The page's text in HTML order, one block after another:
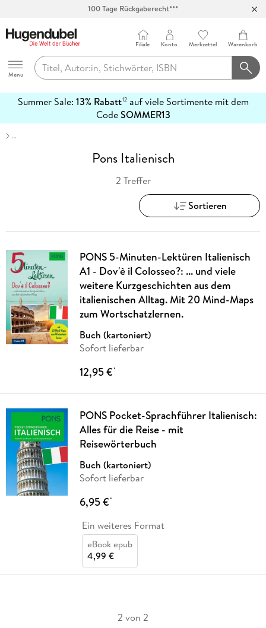
100 Tage Rückgaberecht***
Hugendubel
Menu
Filiale Konto Merkzettel Warenkorb
Summer Sale: 13% Rabatt12auf viele Sortimente mit dem
CodeSOMMER13
erfahren
…
Pons Italienisch
2 Treffer
Sortieren
PONS 5-Minuten-Lektüren Italienisch
A1 - Dov'è il Colosseo?: ... und viele
weitere Kurzgeschichten aus dem
italienischen Alltag. Mit 20 Mind-Maps
zum Wortschatzlernen.
Buch (kartoniert)
Sofort lieferbar
12,95 €*
PONS Pocket-Sprachführer Italienisch:
Alles für die Reise - mit
Reisewörterbuch
Buch (kartoniert)
Sofort lieferbar
6,95 €*
Ein weiteres Format
eBook epub
4,99 €
2 von 2